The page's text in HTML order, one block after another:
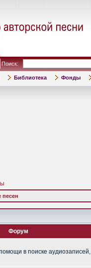
Поиск:
Библиотека Фонды
песен
Форум
в поиске аудиозаписей,